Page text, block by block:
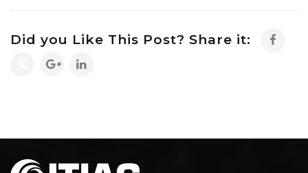
Did you Like This Post? Share it: